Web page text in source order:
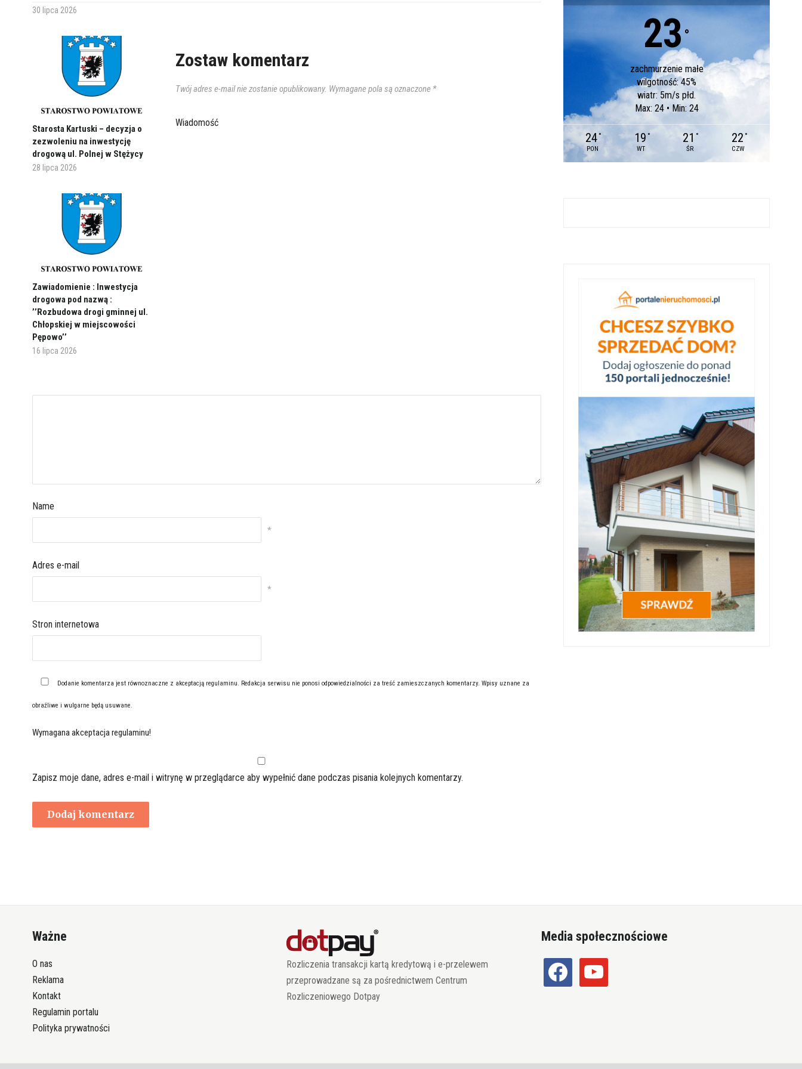
30 lipca 2026
Starosta Kartuski – decyzja o
zezwoleniu na inwestycję
drogową ul. Polnej w Stężycy
28 lipca 2026
Zawiadomienie : Inwestycja
drogowa pod nazwą :
’’Rozbudowa drogi gminnej ul.
Chłopskiej w miejscowości
Pępowo’’
16 lipca 2026
Zostaw komentarz
Twój adres e-mail nie zostanie opublikowany. Wymagane pola są oznaczone *
Wiadomość
Name
*
Adres e-mail
*
Stron internetowa
Dodanie komentarza jest równoznaczne z akceptacją regulaminu. Redakcja serwisu nie ponosi odpowiedzialności za treść zamieszczanych komentarzy. Wpisy uznane za
obraźliwe i wulgarne będą usuwane.
Wymagana akceptacja regulaminu!
Zapisz moje dane, adres e-mail i witrynę w przeglądarce aby wypełnić dane podczas pisania kolejnych komentarzy.
23 °
zachmurzenie małe
wilgotność: 45%
wiatr: 5m/s płd.
Max: 24 • Min: 24
24 °
PON
19 °
WT
21 °
ŚR
22 °
CZW
Ważne
O nas
Reklama
Kontakt
Regulamin portalu
Polityka prywatności
Rozliczenia transakcji kartą kredytową i e-przelewem
przeprowadzane są za pośrednictwem Centrum
Rozliczeniowego Dotpay
Media społecznościowe
facebook youtube